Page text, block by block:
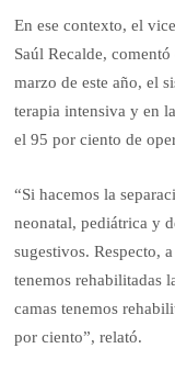
En ese contexto, el
Saúl Recalde,
marzo de este año, el
terapia intensiva y en
el 95 por ciento de
“Si hacemos la
neonatal, pediátrica y
sugestivos. Respecto,
tenemos rehabilitadas
camas tenemos
por ciento”, relató.